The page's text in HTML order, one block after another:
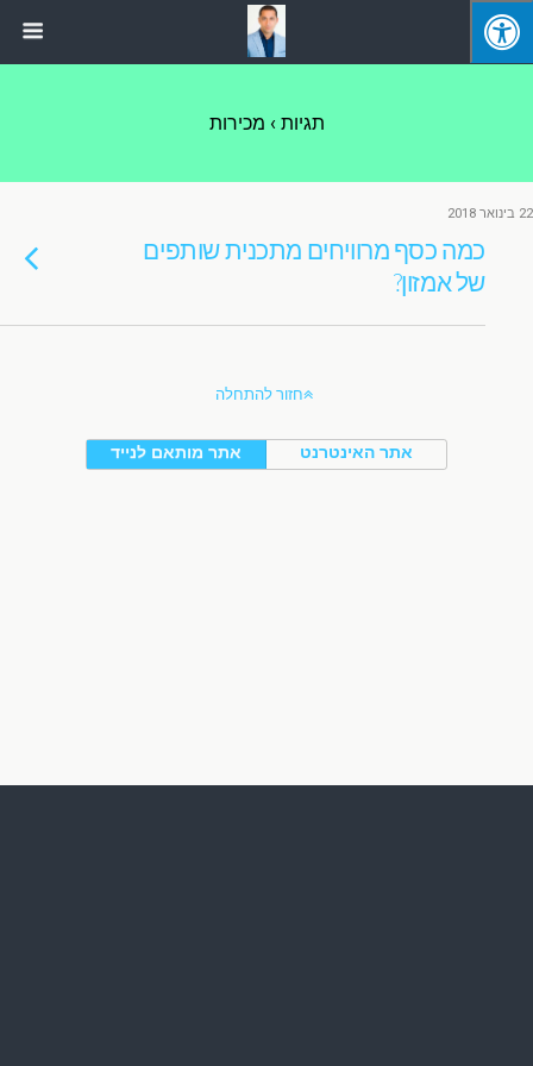
תגיות › מכירות
22 בינואר 2018
כמה כסף מרוויחים מתכנית שותפים
של אמזון?
חזור להתחלה
אתר מותאם לנייד אתר האינטרנט